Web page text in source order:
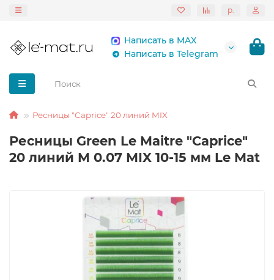
р.
Написать в MAX
Написать в Telegram
Ресницы "Caprice" 20 линий MIX
Ресницы Green Le Maitre "Caprice"
20 линий M 0.07 MIX 10-15 мм Le Mat